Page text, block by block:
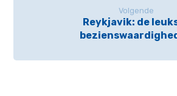
Volgende
Reykjavik: de